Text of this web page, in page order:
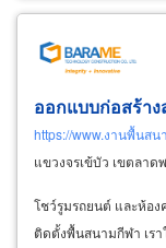
ออกแบบก่อสร้า
https://www.งานพื้นสน
แขวงจรเข้บัว เขตลาด
โชว์รูมรถยนต์ และห้อ
ติดตั้งพื้นสนามกีฬา เร